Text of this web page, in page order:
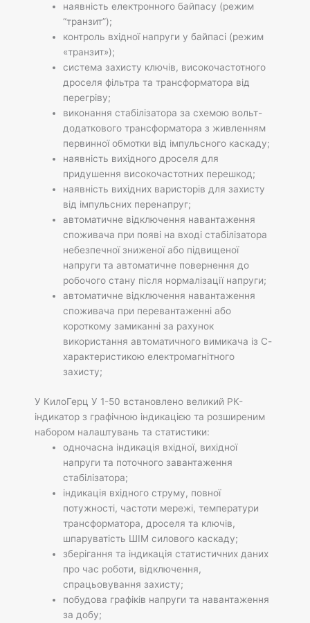
наявність електронного байпасу (режим
“транзит”);
контроль вхідної напруги у байпасі (режим
«транзит»);
система захисту ключів, високочастотного
дроселя фільтра та трансформатора від
перегріву;
виконання стабілізатора за схемою вольт-
додаткового трансформатора з живленням
первинної обмотки від імпульсного каскаду;
наявність вихідного дроселя для
придушення високочастотних перешкод;
наявність вихідних варисторів для захисту
від імпульсних перенапруг;
автоматичне відключення навантаження
споживача при появі на вході стабілізатора
небезпечної зниженої або підвищеної
напруги та автоматичне повернення до
робочого стану після нормалізації напруги;
автоматичне відключення навантаження
споживача при перевантаженні або
короткому замиканні за рахунок
використання автоматичного вимикача із С-
характеристикою електромагнітного
захисту;
У КилоГерц У 1-50 встановлено великий РК-
індикатор з графічною індикацією та розширеним
набором налаштувань та статистики:
одночасна індикація вхідної, вихідної
напруги та поточного завантаження
стабілізатора;
індикація вхідного струму, повної
потужності, частоти мережі, температури
трансформатора, дроселя та ключів,
шпаруватість ШІМ силового каскаду;
зберігання та індикація статистичних даних
про час роботи, відключення,
спрацьовування захисту;
побудова графіків напруги та навантаження
за добу;